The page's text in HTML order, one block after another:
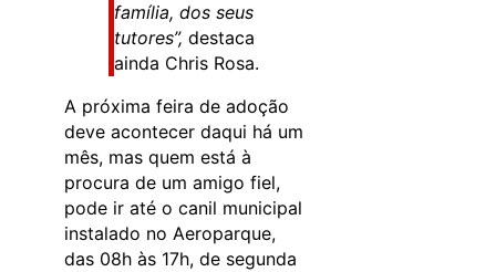
família, dos seus
tutores”, destaca
ainda Chris Rosa.
A próxima feira de adoção
deve acontecer daqui há um
mês, mas quem está à
procura de um amigo fiel,
pode ir até o canil municipal
instalado no Aeroparque,
das 08h às 17h, de segunda